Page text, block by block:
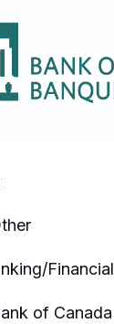
Financial
of Canada